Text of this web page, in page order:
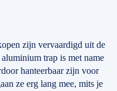
zijn vervaardigd uit de
trap is met name
hanteerbaar zijn voor
ze erg lang mee, mits je